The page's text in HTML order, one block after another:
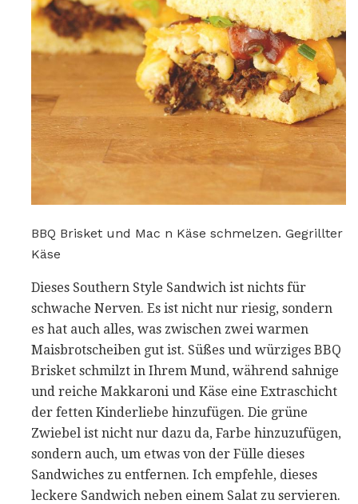
BBQ Brisket und Mac n Käse schmelzen. Gegrillter
Käse
Dieses Southern Style Sandwich ist nichts für
schwache Nerven. Es ist nicht nur riesig, sondern
es hat auch alles, was zwischen zwei warmen
Maisbrotscheiben gut ist. Süßes und würziges BBQ
Brisket schmilzt in Ihrem Mund, während sahnige
und reiche Makkaroni und Käse eine Extraschicht
der fetten Kinderliebe hinzufügen. Die grüne
Zwiebel ist nicht nur dazu da, Farbe hinzuzufügen,
sondern auch, um etwas von der Fülle dieses
Sandwiches zu entfernen. Ich empfehle, dieses
leckere Sandwich neben einem Salat zu servieren.